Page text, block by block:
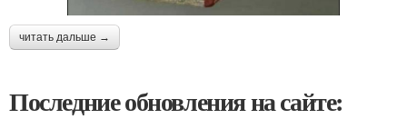
читать дальше →
Последние обновления на сайте: